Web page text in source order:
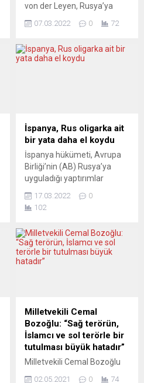
von der Leyen, Rusya’ya
üzerinde çalıştıklarını
İtalya Başbakanı Mario
Draghi, Brüksel’de ikili
değerlendireceklerine işaret
eden von der Leyen,
“Rusya’ya yönelik yeni
yaptırım paketini
görüşeceğiz” dedi. Von der...
07.03.2022 0 72
İspanya, Rus oligarka ait
bir yata daha el koydu
İspanya hükümeti, Avrupa
Birliği’nin (AB) Rusya’ya
uyguladığı yaptırımlar
kentinde bulunan ve Rus
oligarklardan birine ait
daha el koyduğunu açıkladı.
Ulaştırma Bakanlığı,
Tarragona’da bugünkü
sayısının 3’e çıktığını
duyurdu. Bakanlıktan
yapılan açıklamada,
Kayman...
17.03.2022
0
102
Milletvekili Cemal
Bozoğlu: “Sağ terörün,
İslamcı ve sol terörle bir
tutulması büyük hatadır”
Milletvekili Cemal Bozoğlu
02.05.2021 0 74